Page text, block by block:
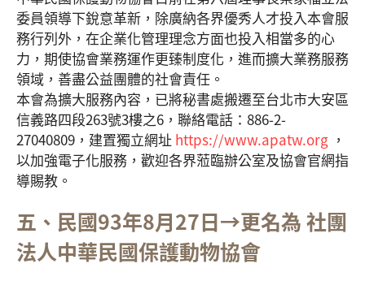
委員領導下銳意革新，除廣納各界優秀人才投入本會服
務行列外，在企業化管理理念方面也投入相當多的心
力，期使協會業務運作更臻制度化，進而擴大業務服務
領域，善盡公益團體的社會責任。
本會為擴大服務內容，已將秘書處搬遷至台北市大安區
信義路四段263號3樓之6，聯絡電話：886-2-
27040809，建置獨立網址 https://www.apatw.org ，
以加強電子化服務，歡迎各界蒞臨辦公室及協會官網指
導賜教。
五、民國93年8月27日→更名為 社團
法人中華民國保護動物協會